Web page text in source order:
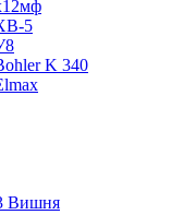
5
K 340
Вишня